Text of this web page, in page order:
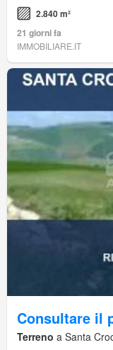
2.840 m²
21 giorni fa
IMMOBILIARE.IT
Consultare il
Terreno a Santa